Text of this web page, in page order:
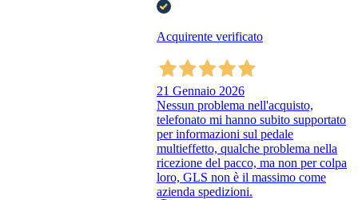
Acquirente verificato
21 Gennaio 2026
Nessun problema nell'acquisto,
telefonato mi hanno subito supportato
per informazioni sul pedale
multieffetto, qualche problema nella
ricezione del pacco, ma non per colpa
loro, GLS non è il massimo come
azienda spedizioni.